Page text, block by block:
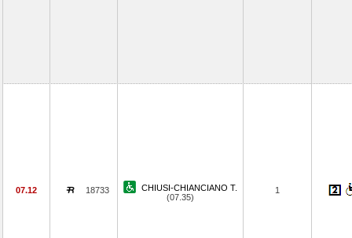
07.12 18733
CHIUSI-CHIANCIANO T.
(07.35)
1